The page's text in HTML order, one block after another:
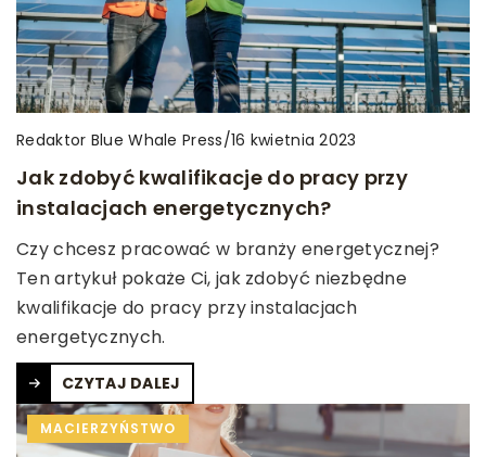
Redaktor Blue Whale Press/16 kwietnia 2023
Jak zdobyć kwalifikacje do pracy przy
instalacjach energetycznych?
Czy chcesz pracować w branży energetycznej?
Ten artykuł pokaże Ci, jak zdobyć niezbędne
kwalifikacje do pracy przy instalacjach
energetycznych.
CZYTAJ DALEJ
MACIERZYŃSTWO